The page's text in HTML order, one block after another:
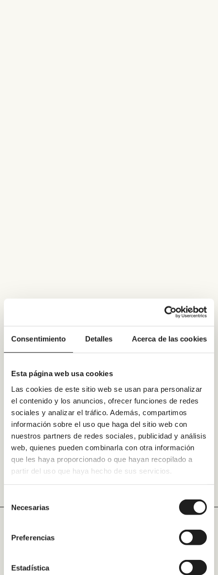
Consentimiento Detalles Acerca de las cookies
Esta página web usa cookies
Las cookies de este sitio web se usan para personalizar
el contenido y los anuncios, ofrecer funciones de redes
sociales y analizar el tráfico. Además, compartimos
información sobre el uso que haga del sitio web con
nuestros partners de redes sociales, publicidad y análisis
web, quienes pueden combinarla con otra información
que les haya proporcionado o que hayan recopilado a
partir del uso que haya hecho de sus servicios.
de Necesarias
Preferencias
Estadística
Cambiar bañera por
ducha en Oleiros